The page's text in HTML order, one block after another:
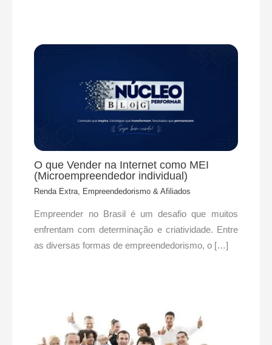
O que Vender na Internet como MEI
(Microempreendedor individual)
Renda Extra, Empreendedorismo & Afiliados
Empreender no Brasil é um desafio que muitos
enfrentam com determinação e criatividade. Entre
as diversas formas de empreendedorismo, o […]